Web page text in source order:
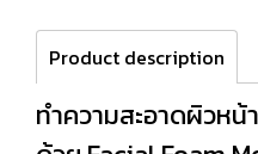
Product description
ทำความสะอาดผิวหน้